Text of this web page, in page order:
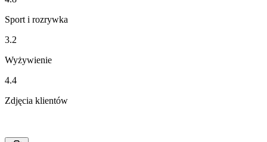
Sport i rozrywka
3.2
Wyżywienie
4.4
Zdjęcia klientów